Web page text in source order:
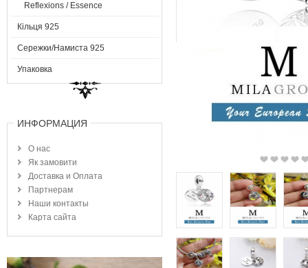
Reflexions / Essence
Кільця 925
Сережки/Намиста 925
Упаковка
ИНФОРМАЦИЯ
О нас
Як замовити
Доставка и Оплата
Партнерам
Наши контакты
Карта сайта